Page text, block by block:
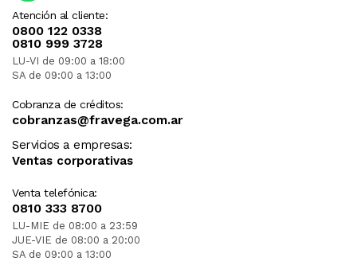
Atención al cliente:
0800 122 0338
0810 999 3728
LU-VI de 09:00 a 18:00
SA de 09:00 a 13:00
Cobranza de créditos:
cobranzas@fravega.com.ar
Servicios a empresas:
Ventas corporativas
Venta telefónica:
0810 333 8700
LU-MIE de 08:00 a 23:59
JUE-VIE de 08:00 a 20:00
SA de 09:00 a 13:00